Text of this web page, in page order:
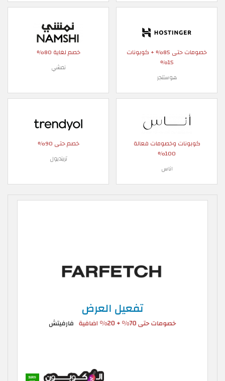
خصومات حتى 85% + كوبونات
15%
هوستنجر
خصم لغاية 80%
نمشي
كوبونات وخصومات فعالة
100%
اناس
خصم حتى 90%
ترينديول